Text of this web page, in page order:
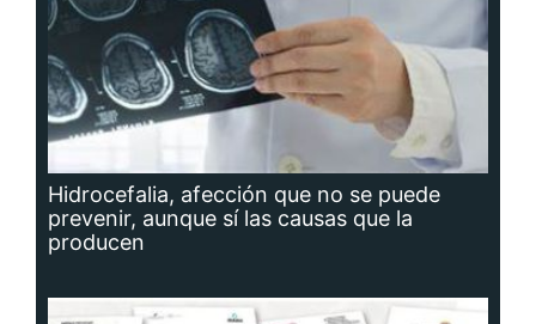
Hidrocefalia, afección que no se puede
prevenir, aunque sí las causas que la
producen